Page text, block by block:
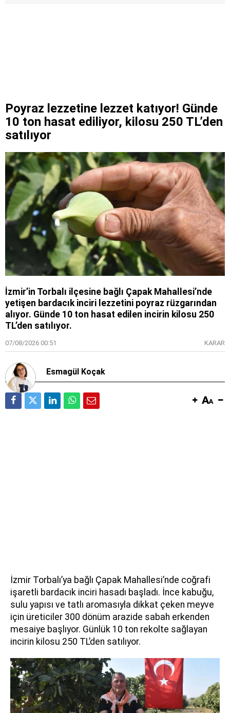
Poyraz lezzetine lezzet katıyor! Günde
10 ton hasat ediliyor, kilosu 250 TL’den
satılıyor
İzmir’in Torbalı ilçesine bağlı Çapak Mahallesi’nde
yetişen bardacık inciri lezzetini poyraz rüzgarından
alıyor. Günde 10 ton hasat edilen incirin kilosu 250
TL’den satılıyor.
07/08/2026 00:51 KARAR
Esmagül Koçak
İzmir Torbalı’ya bağlı Çapak Mahallesi’nde coğrafi
işaretli bardacık inciri hasadı başladı. İnce kabuğu,
sulu yapısı ve tatlı aromasıyla dikkat çeken meyve
için üreticiler 300 dönüm arazide sabah erkenden
mesaiye başlıyor. Günlük 10 ton rekolte sağlayan
incirin kilosu 250 TL’den satılıyor.